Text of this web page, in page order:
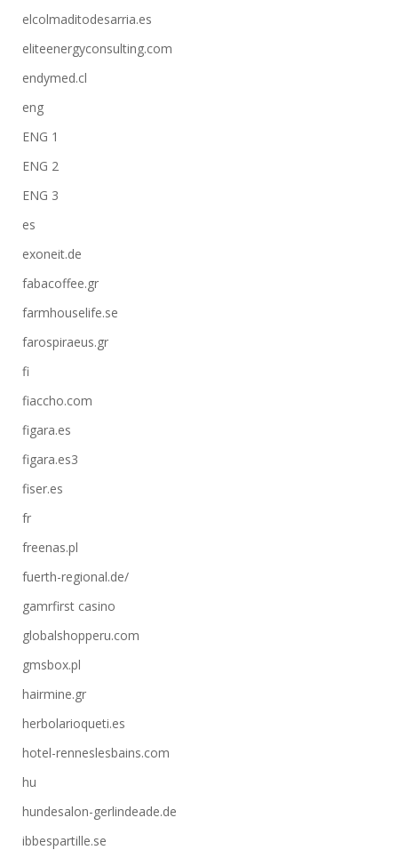
elcolmaditodesarria.es
eliteenergyconsulting.com
endymed.cl
eng
ENG 1
ENG 2
ENG 3
es
exoneit.de
fabacoffee.gr
farmhouselife.se
farospiraeus.gr
fi
fiaccho.com
figara.es
figara.es3
fiser.es
fr
freenas.pl
fuerth-regional.de/
gamrfirst casino
globalshopperu.com
gmsbox.pl
hairmine.gr
herbolarioqueti.es
hotel-renneslesbains.com
hu
hundesalon-gerlindeade.de
ibbespartille.se